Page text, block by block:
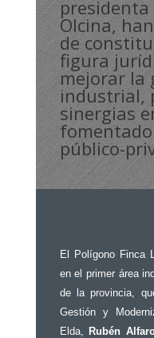
presidenta
Olcina,
de
figura
mejorar la
industrial,
sinergias
público-
El Polígono Finca
en el primer área
de la provincia,
Gestión y
Elda, Rubén